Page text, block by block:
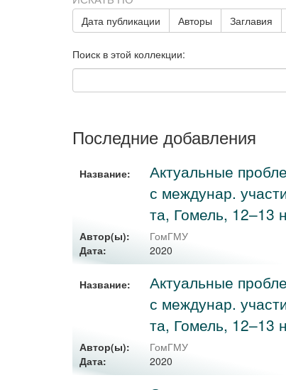
Дата публикации Авторы Заглавия
Поиск в этой коллекции:
Последние добавления
Название:
Актуальные
с междунар.
та, Гомель, 12–13
Автор(ы):
ГомГМУ
Дата:
2020
Название:
Актуальные
с междунар.
та, Гомель, 12–13
Автор(ы):
ГомГМУ
Дата:
2020